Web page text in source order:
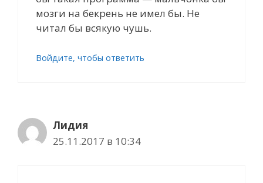
мозги на бекрень не имел бы. Не
читал бы всякую чушь.
Войдите, чтобы ответить
Лидия
25.11.2017 в 10:34